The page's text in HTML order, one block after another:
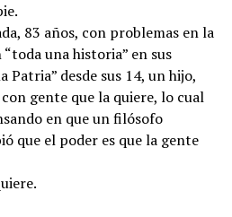
83 años, con problemas en la
una historia” en sus
Patria” desde sus 14, un hijo,
gente que la quiere, lo cual
en que un filósofo
que el poder es que la gente